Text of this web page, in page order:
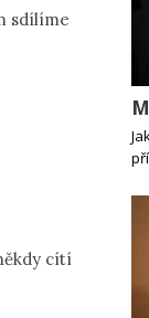
sdílíme
cítí